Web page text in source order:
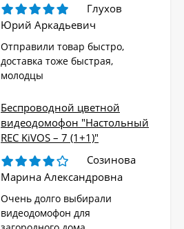
Глухов
Юрий Аркадьевич
Отправили товар быстро,
доставка тоже быстрая,
молодцы
Беспроводной цветной
видеодомофон "Настольный
REC KiVOS – 7 (1+1)"
Созинова
Марина Александровна
Очень долго выбирали
видеодомофон для